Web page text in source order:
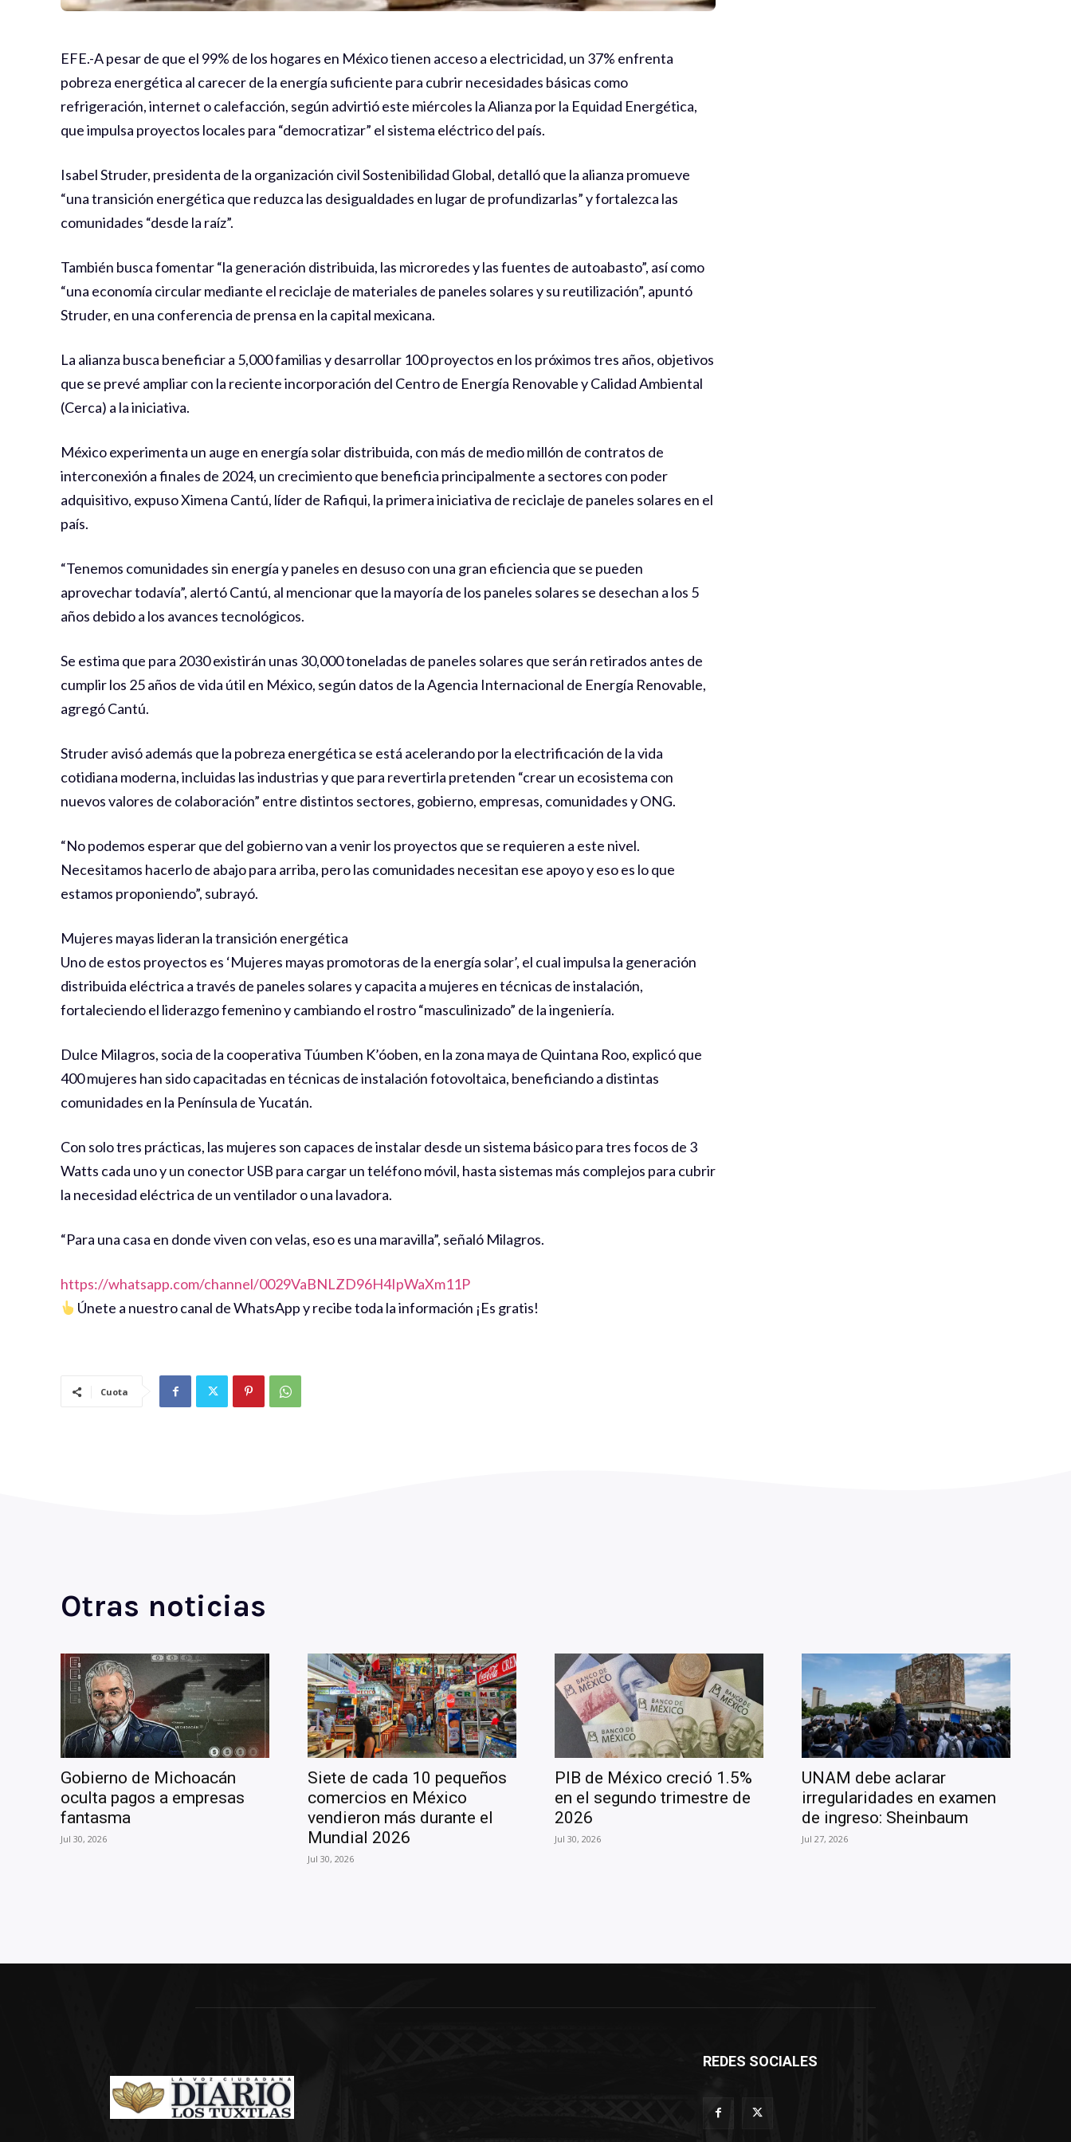
EFE.-A pesar de que el 99% de los hogares en México tienen acceso a electricidad, un 37% enfrenta
pobreza energética al carecer de la energía suficiente para cubrir necesidades básicas como
refrigeración, internet o calefacción, según advirtió este miércoles la Alianza por la Equidad Energética,
que impulsa proyectos locales para “democratizar” el sistema eléctrico del país.
Isabel Struder, presidenta de la organización civil Sostenibilidad Global, detalló que la alianza promueve
“una transición energética que reduzca las desigualdades en lugar de profundizarlas” y fortalezca las
comunidades “desde la raíz”.
También busca fomentar “la generación distribuida, las microredes y las fuentes de autoabasto”, así como
“una economía circular mediante el reciclaje de materiales de paneles solares y su reutilización”, apuntó
Struder, en una conferencia de prensa en la capital mexicana.
La alianza busca beneficiar a 5,000 familias y desarrollar 100 proyectos en los próximos tres años, objetivos
que se prevé ampliar con la reciente incorporación del Centro de Energía Renovable y Calidad Ambiental
(Cerca) a la iniciativa.
México experimenta un auge en energía solar distribuida, con más de medio millón de contratos de
interconexión a finales de 2024, un crecimiento que beneficia principalmente a sectores con poder
adquisitivo, expuso Ximena Cantú, líder de Rafiqui, la primera iniciativa de reciclaje de paneles solares en el
país.
“Tenemos comunidades sin energía y paneles en desuso con una gran eficiencia que se pueden
aprovechar todavía”, alertó Cantú, al mencionar que la mayoría de los paneles solares se desechan a los 5
años debido a los avances tecnológicos.
Se estima que para 2030 existirán unas 30,000 toneladas de paneles solares que serán retirados antes de
cumplir los 25 años de vida útil en México, según datos de la Agencia Internacional de Energía Renovable,
agregó Cantú.
Struder avisó además que la pobreza energética se está acelerando por la electrificación de la vida
cotidiana moderna, incluidas las industrias y que para revertirla pretenden “crear un ecosistema con
nuevos valores de colaboración” entre distintos sectores, gobierno, empresas, comunidades y ONG.
“No podemos esperar que del gobierno van a venir los proyectos que se requieren a este nivel.
Necesitamos hacerlo de abajo para arriba, pero las comunidades necesitan ese apoyo y eso es lo que
estamos proponiendo”, subrayó.
Mujeres mayas lideran la transición energética
Uno de estos proyectos es ‘Mujeres mayas promotoras de la energía solar’, el cual impulsa la generación
distribuida eléctrica a través de paneles solares y capacita a mujeres en técnicas de instalación,
fortaleciendo el liderazgo femenino y cambiando el rostro “masculinizado” de la ingeniería.
Dulce Milagros, socia de la cooperativa Túumben K’óoben, en la zona maya de Quintana Roo, explicó que
400 mujeres han sido capacitadas en técnicas de instalación fotovoltaica, beneficiando a distintas
comunidades en la Península de Yucatán.
Con solo tres prácticas, las mujeres son capaces de instalar desde un sistema básico para tres focos de 3
Watts cada uno y un conector USB para cargar un teléfono móvil, hasta sistemas más complejos para cubrir
la necesidad eléctrica de un ventilador o una lavadora.
“Para una casa en donde viven con velas, eso es una maravilla”, señaló Milagros.
https://whatsapp.com/channel/0029VaBNLZD96H4IpWaXm11P
Únete a nuestro canal de WhatsApp y recibe toda la información ¡Es gratis!
Cuota
Otras noticias
Gobierno de Michoacán
oculta pagos a empresas
fantasma
Jul 30, 2026
Siete de cada 10 pequeños
comercios en México
vendieron más durante el
Mundial 2026
Jul 30, 2026
PIB de México creció 1.5%
en el segundo trimestre de
2026
Jul 30, 2026
UNAM debe aclarar
irregularidades en examen
de ingreso: Sheinbaum
Jul 27, 2026
REDES SOCIALES